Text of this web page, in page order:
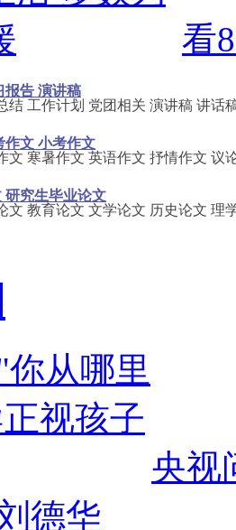
看
报告 演讲稿
结 工作计划 党团相关 演讲稿 讲话
作文 小考作文
文 寒暑作文 英语作文 抒情作文 议
研究生毕业论文
文 教育论文 文学论文 历史论文 理
央视